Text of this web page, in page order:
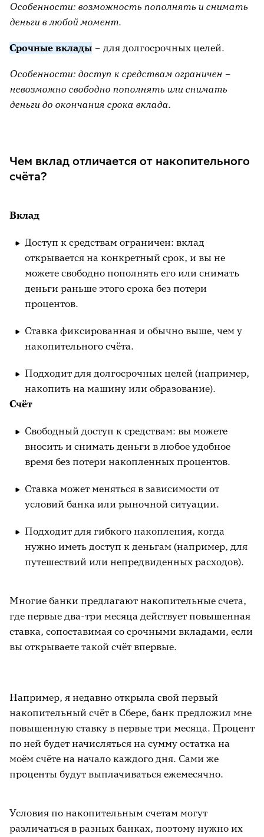
Особенности: возможность пополнять и снимать
деньги в любой момент.
Срочные вклады – для долгосрочных целей.
Особенности: доступ к средствам ограничен –
невозможно свободно пополнять или снимать
деньги до окончания срока вклада.
Чем вклад отличается от накопительного
счёта?
Вклад
Доступ к средствам ограничен: вклад
открывается на конкретный срок, и вы не
можете свободно пополнять его или снимать
деньги раньше этого срока без потери
процентов.
Ставка фиксированная и обычно выше, чем у
накопительного счёта.
Подходит для долгосрочных целей (например,
накопить на машину или образование).
Счёт
Свободный доступ к средствам: вы можете
вносить и снимать деньги в любое удобное
время без потери накопленных процентов.
Ставка может меняться в зависимости от
условий банка или рыночной ситуации.
Подходит для гибкого накопления, когда
нужно иметь доступ к деньгам (например, для
путешествий или непредвиденных расходов).
Многие банки предлагают накопительные счета,
где первые два-три месяца действует повышенная
ставка, сопоставимая со срочными вкладами, если
вы открываете такой счёт впервые.
Например, я недавно открыла свой первый
накопительный счёт в Сбере, банк предложил мне
повышенную ставку в первые три месяца. Процент
по ней будет начисляться на сумму остатка на
моём счёте на начало каждого дня. Сами же
проценты будут выплачиваться ежемесячно.
Условия по накопительным счетам могут
различаться в разных банках, поэтому нужно их